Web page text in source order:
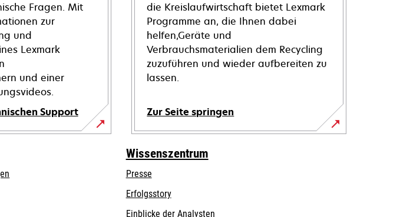
Fragen. Mit
zur
und
Lexmark
und einer
Support
die Kreislaufwirtschaft bietet Lexmark
Programme an, die Ihnen dabei
helfen,Geräte und
Verbrauchsmaterialien dem Recycling
zuzuführen und wieder aufbereiten zu
lassen.
Zur Seite springen
Wissenszentrum
Presse
Erfolgsstory
Einblicke der Analysten